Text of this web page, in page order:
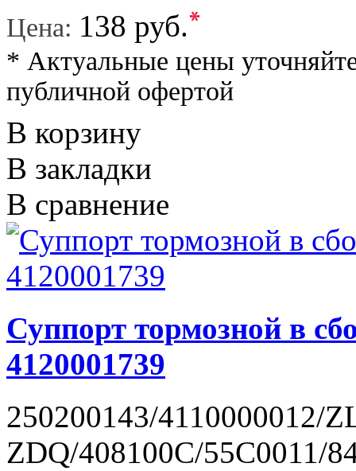
Цена: 138 руб.*
* Актуальные цены
публичной офертой
В корзину
В закладки
В сравнение
Суппорт тормозной в
4120001739
250200143/4110000012/
ZDQ/408100C/55C0011/